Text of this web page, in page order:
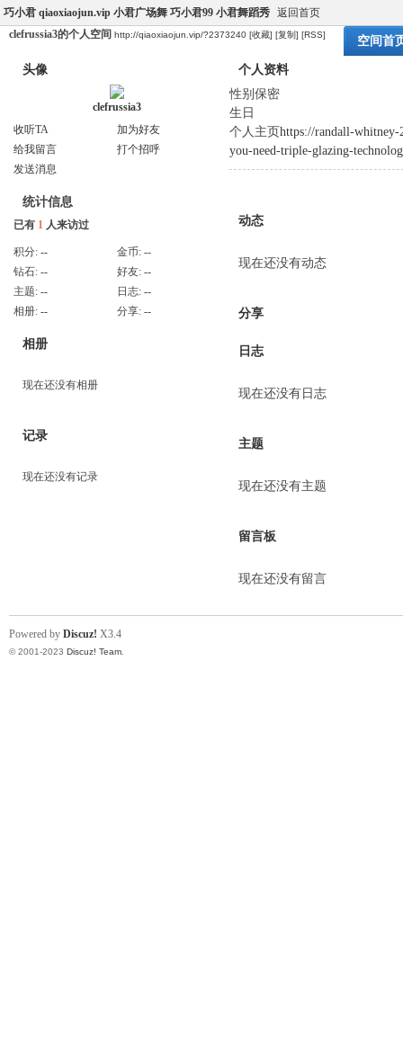
巧小君 qiaoxiaojun.vip 小君广场舞 巧小君99 小君舞蹈秀 返回首页
clefrussia3的个人空间 http://qiaoxiaojun.vip/?2373240 [收藏] [复制] [RSS] 空间首
头像
clefrussia3
收听TA
加为好友
给我留言
打个招呼
发送消息
统计信息
已有 1 人来访过
积分: -- 金币: --
钻石: -- 好友: --
主题: -- 日志: --
相册: -- 分享: --
相册
现在还没有相册
记录
现在还没有记录
个人资料
性别保密
生日
个人主页https://randall-whitney-
you-need-triple-glazing-
动态
现在还没有动态
分享
日志
现在还没有日志
主题
现在还没有主题
留言板
现在还没有留言
Powered by Discuz! X3.4
© 2001-2023 Discuz! Team